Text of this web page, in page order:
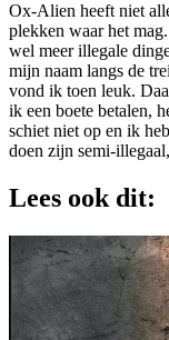
Ox-Alien heeft niet
plekken waar het
wel meer illegale
mijn naam langs de
vond ik toen leuk.
ik een boete betalen,
schiet niet op en ik
doen zijn semi-
Lees ook dit: